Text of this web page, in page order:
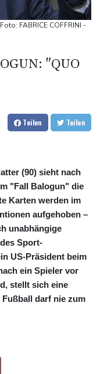
muss in den USA 567
Gummigeschossen
FABRICE COFFRINI -
"QUO
Teilen Teilen
(90) sieht nach
"Fall Balogun" die
Karten werden im
aufgehoben –
unabhängige
Sport-
US-Präsident beim
ein Spieler vor
stellt sich eine
Fußball darf nie zum